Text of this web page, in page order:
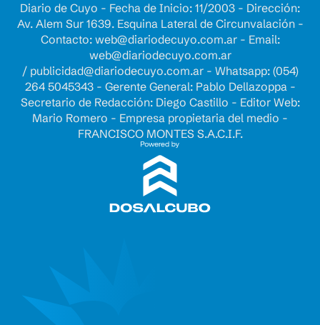
Diario de Cuyo - Fecha de Inicio: 11/2003 - Dirección:
Av. Alem Sur 1639. Esquina Lateral de Circunvalación -
Contacto: web@diariodecuyo.com.ar- Email:
web@diariodecuyo.com.ar
/ publicidad@diariodecuyo.com.ar- Whatsapp: (054)
264 5045343 - Gerente General: Pablo Dellazoppa -
Secretario de Redacción: Diego Castillo - Editor Web:
Mario Romero - Empresa propietaria del medio -
FRANCISCO MONTES S.A.C.I.F.